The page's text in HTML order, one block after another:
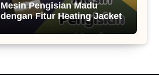
Mesin Pengisian Madu
dengan Fitur Heating Jacket